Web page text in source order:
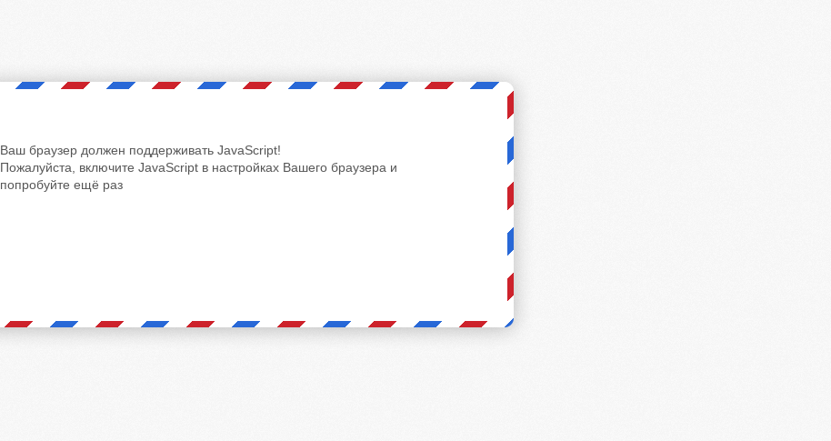
Ваш браузер должен поддерживать JavaScript!
Пожалуйста, включите JavaScript в настройках Вашего браузера и
попробуйте ещё раз